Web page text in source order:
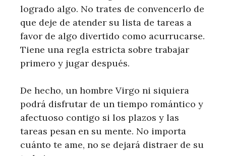
logrado algo. No trates de convencerlo de
que deje de atender su lista de tareas a
favor de algo divertido como acurrucarse.
Tiene una regla estricta sobre trabajar
primero y jugar después.
De hecho, un hombre Virgo ni siquiera
podrá disfrutar de un tiempo romántico y
afectuoso contigo si los plazos y las
tareas pesan en su mente. No importa
cuánto te ame, no se dejará distraer de su